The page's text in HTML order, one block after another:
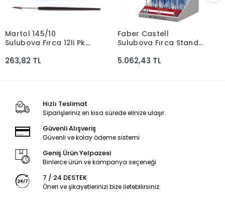
Sepete Ekle
Martol 145/10
Suluboya Fırça 12li Pk
263,82 TL
Sepete Ekle
Faber Castell
Suluboya Fırça Standı
5.062,43 TL
Hızlı Teslimat
Siparişleriniz en kısa sürede elinize ulaşır.
Güvenli Alışveriş
Güvenli ve kolay ödeme sistemi
Geniş Ürün Yelpazesi
Binlerce ürün ve kampanya seçeneği
7 / 24 DESTEK
Öneri ve şikayetlerinizi bize iletebilirsiniz.